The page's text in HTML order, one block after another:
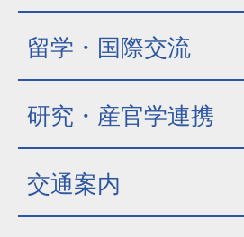
留学・国際交流
研究・産官学連携
交通案内